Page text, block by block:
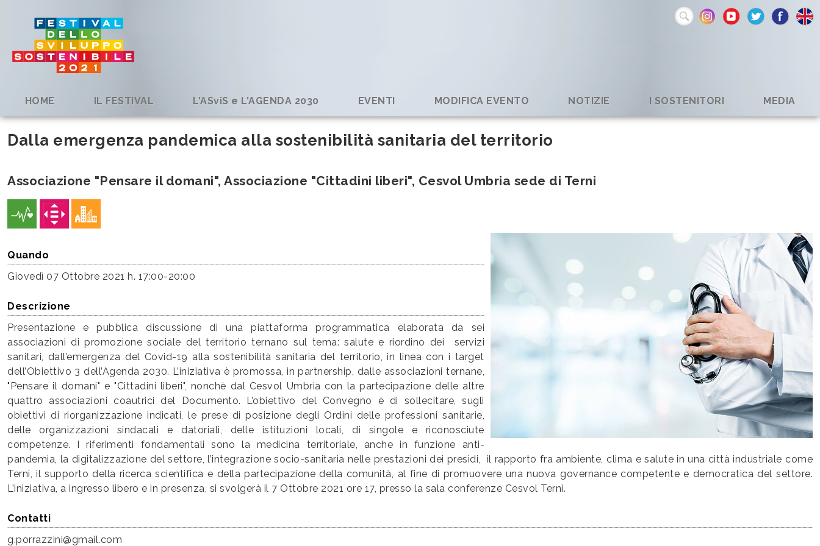
HOME IL FESTIVAL L'ASviS e L'AGENDA 2030 EVENTI MODIFICA EVENTO NOTIZIE I SOSTENITORI MEDIA
Dalla emergenza pandemica alla sostenibilità sanitaria del territorio
Associazione "Pensare il domani", Associazione "Cittadini liberi", Cesvol Umbria sede di Terni
Quando
Giovedì 07 Ottobre 2021 h. 17:00-20:00
Descrizione
Presentazione e pubblica discussione di una piattaforma programmatica elaborata da sei
associazioni di promozione sociale del territorio ternano sul tema: salute e riordino dei servizi
sanitari, dall’emergenza del Covid-19 alla sostenibilità sanitaria del territorio, in linea con i target
dell’Obiettivo 3 dell’Agenda 2030. L’iniziativa è promossa, in partnership, dalle associazioni ternane,
"Pensare il domani" e "Cittadini liberi", nonchè dal Cesvol Umbria con la partecipazione delle altre
quattro associazioni coautrici del Documento. L’obiettivo del Convegno è di sollecitare, sugli
obiettivi di riorganizzazione indicati, le prese di posizione degli Ordini delle professioni sanitarie,
delle organizzazioni sindacali e datoriali, delle istituzioni locali, di singole e riconosciute
competenze. I riferimenti fondamentali sono la medicina territoriale, anche in funzione anti-
pandemia, la digitalizzazione del settore, l’integrazione socio-sanitaria nelle prestazioni dei presìdi, il rapporto fra ambiente, clima e salute in una città industriale come
Terni, il supporto della ricerca scientifica e della partecipazione della comunità, al fine di promuovere una nuova governance competente e democratica del settore.
L’iniziativa, a ingresso libero e in presenza, si svolgerà il 7 Ottobre 2021 ore 17, presso la sala conferenze Cesvol Terni.
Contatti
g.porrazzini@gmail.com